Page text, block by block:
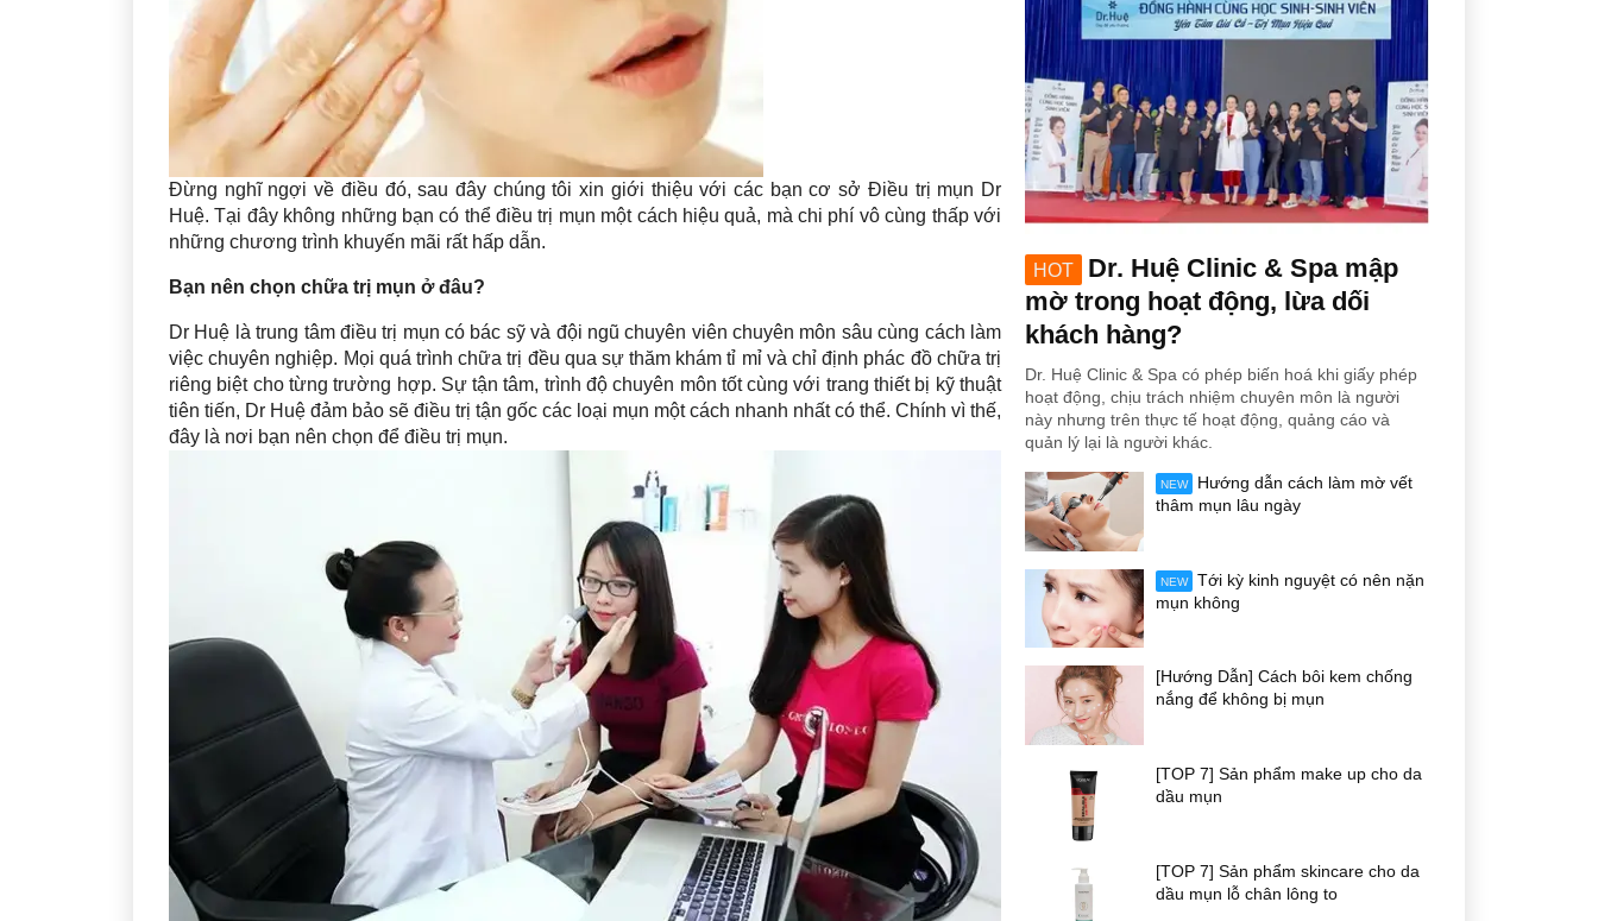
Đừng nghĩ ngợi về điều đó, sau đây chúng tôi xin giới thiệu với các bạn cơ sở Điều trị mụn Dr
Huệ. Tại đây không những bạn có thể điều trị mụn một cách hiệu quả, mà chi phí vô cùng thấp với
những chương trình khuyến mãi rất hấp dẫn.
Bạn nên chọn chữa trị mụn ở đâu?
Dr Huệ là trung tâm điều trị mụn có bác sỹ và đội ngũ chuyên viên chuyên môn sâu cùng cách làm
việc chuyên nghiệp. Mọi quá trình chữa trị đều qua sự thăm khám tỉ mỉ và chỉ định phác đồ chữa trị
riêng biệt cho từng trường hợp. Sự tận tâm, trình độ chuyên môn tốt cùng với trang thiết bị kỹ thuật
tiên tiến, Dr Huệ đảm bảo sẽ điều trị tận gốc các loại mụn một cách nhanh nhất có thể. Chính vì thế,
đây là nơi bạn nên chọn để điều trị mụn.
HOT
Dr. Huệ Clinic & Spa mập
mờ trong hoạt động, lừa dối
khách hàng?
Dr. Huệ Clinic & Spa có phép biến hoá khi giấy phép
hoạt động, chịu trách nhiệm chuyên môn là người
này nhưng trên thực tế hoạt động, quảng cáo và
quản lý lại là người khác.
NEW
Hướng dẫn cách làm mờ vết
thâm mụn lâu ngày
NEW
Tới kỳ kinh nguyệt có nên nặn
mụn không
[Hướng Dẫn] Cách bôi kem chống
nắng để không bị mụn
[TOP 7] Sản phẩm make up cho da
dầu mụn
[TOP 7] Sản phẩm skincare cho da
dầu mụn lỗ chân lông to